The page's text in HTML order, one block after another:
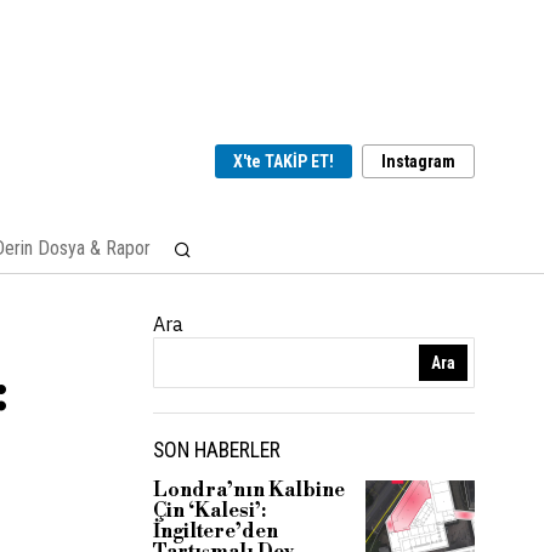
X'te TAKİP ET! Instagram
Dosya & Rapor
Ara
Ara
SON HABERLER
Londra’nın Kalbine
Çin ‘Kalesi’:
İngiltere’den